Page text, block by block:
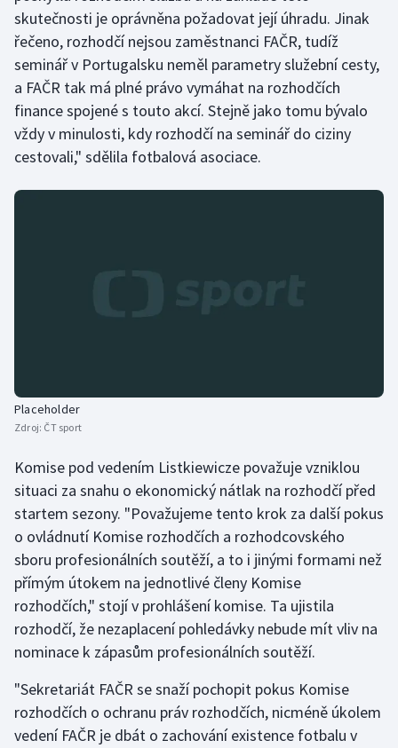
Parasport
Plavání
Plážový volejbal
Ragby
Rychlobruslení
Triatlon
Vodní slalom
Volejbal
Ostatní
skutečnosti je oprávněna požadovat její úhradu. Jinak
řečeno, rozhodčí nejsou zaměstnanci FAČR, tudíž
seminář v Portugalsku neměl parametry služební cesty,
a FAČR tak má plné právo vymáhat na rozhodčích
finance spojené s touto akcí. Stejně jako tomu bývalo
vždy v minulosti, kdy rozhodčí na seminář do ciziny
cestovali," sdělila fotbalová asociace.
Placeholder
Zdroj: ČT sport
Komise pod vedením Listkiewicze považuje vzniklou
situaci za snahu o ekonomický nátlak na rozhodčí před
startem sezony. "Považujeme tento krok za další pokus
o ovládnutí Komise rozhodčích a rozhodcovského
sboru profesionálních soutěží, a to i jinými formami než
přímým útokem na jednotlivé členy Komise
rozhodčích," stojí v prohlášení komise. Ta ujistila
rozhodčí, že nezaplacení pohledávky nebude mít vliv na
nominace k zápasům profesionálních soutěží.
"Sekretariát FAČR se snaží pochopit pokus Komise
rozhodčích o ochranu práv rozhodčích, nicméně úkolem
vedení FAČR je dbát o zachování existence fotbalu v